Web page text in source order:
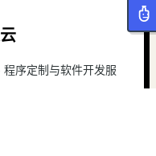
序定制与软件开发服